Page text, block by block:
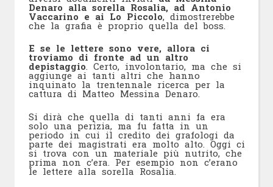
Denaro alla sorella Rosalia, ad Antonio
Vaccarino e ai Lo Piccolo, dimostrerebbe
che la grafia è proprio quella del boss.
E se le lettere sono vere, allora ci
troviamo di fronte ad un altro
depistaggio. Certo, involontario, ma che si
aggiunge ai tanti altri che hanno
inquinato la trentennale ricerca per la
cattura di Matteo Messina Denaro.
Si dirà che quella di tanti anni fa era
solo una perizia, ma fu fatta in un
periodo in cui il credito dei grafologi da
parte dei magistrati era molto alto. Oggi ci
si trova con un materiale più nutrito, che
prima non c’era. Per esempio non c’erano
le lettere alla sorella Rosalia.